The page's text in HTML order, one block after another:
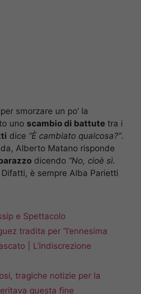
smorzare un po’ la
uno scambio di battute tra i
dice “È cambiato qualcosa?”.
Alberto Matano risponde
dicendo “No, cioè sì.
è sempre Alba Parietti
e Spettacolo
tradita per “l’ennesima
| L’indiscrezione
tragiche notizie per la
questa fine